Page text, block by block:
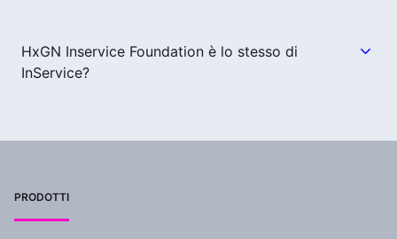
HxGN Inservice Foundation è lo stesso di
InService?
PRODOTTI